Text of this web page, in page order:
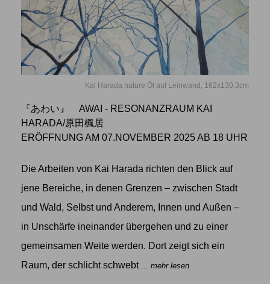
Kai Harada nature Öl auf Leinwand, 162x130.3cm
『あわい』 AWAI - RESONANZRAUM KAI
HARADA/原田楓居
ERÖFFNUNG AM 07.NOVEMBER 2025 AB 18 UHR
Die Arbeiten von Kai Harada richten den Blick auf
jene Bereiche, in denen Grenzen – zwischen Stadt
und Wald, Selbst und Anderem, Innen und Außen –
in Unschärfe ineinander übergehen und zu einer
gemeinsamen Weite werden. Dort zeigt sich ein
Raum, der schlicht schwebt
... mehr lesen